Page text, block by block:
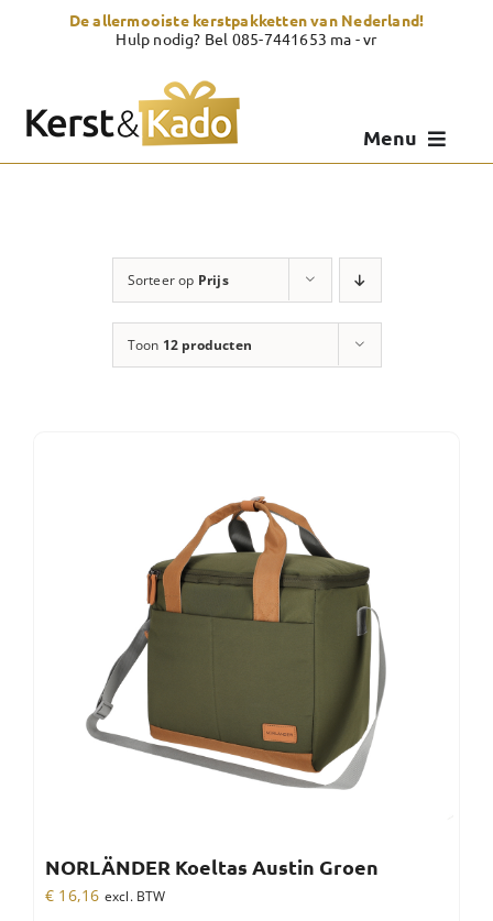
De allermooiste kerstpakketten van Nederland!
Hulp nodig? Bel 085-7441653 ma - vr
Menu
Zelf samenstellen
Sorteer op Prijs
Toon 12 producten
NORLÄNDER Koeltas Austin Groen
€ 16,16 excl. BTW